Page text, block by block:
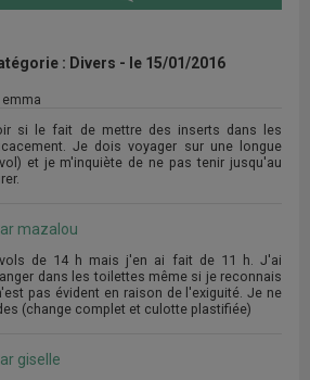
: Divers - le 15/01/2016
si le fait de mettre des inserts dans les
Je dois voyager sur une longue
et je m'inquiète de ne pas tenir jusqu'au
mazalou
de 14 h mais j'en ai fait de 11 h. J'ai
dans les toilettes même si je reconnais
pas évident en raison de l'exiguité. Je ne
(change complet et culotte plastifiée)
giselle